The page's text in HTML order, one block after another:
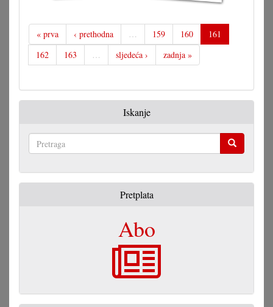
« prva ‹ prethodna … 159 160
161
162
163 … sljedeća › zadnja »
Iskanje
Pretplata
Abo